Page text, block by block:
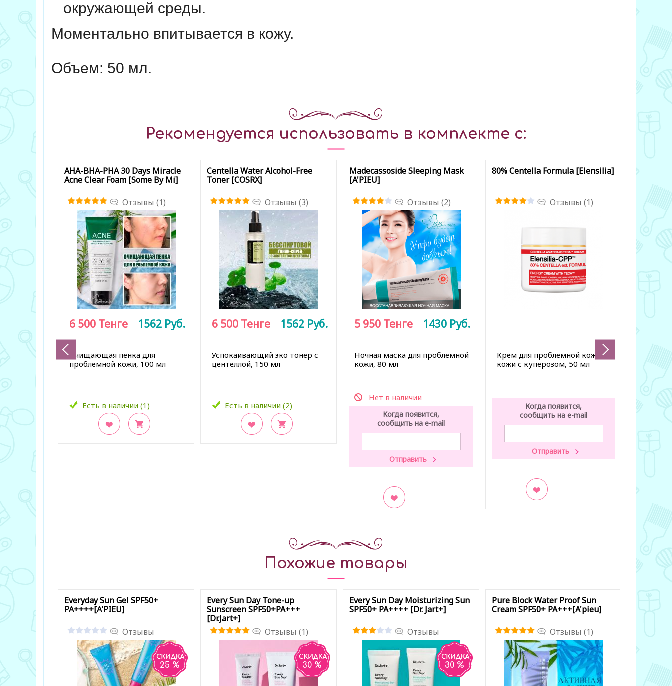
окружающей среды.
Моментально впитывается в кожу.
Объем: 50 мл.
Рекомендуется использовать в комплекте с:
AHA-BHA-PHA 30 Days Miracle
Acne Clear Foam [Some By Mi]
Отзывы (1)
Очищающая пенка для
проблемной кожи, 100 мл
Есть в наличии (1)
6 500 Тенге 1562 Руб.
Centella Water Alcohol-Free
Toner [COSRX]
Отзывы (3)
Успокаивающий эко тонер с
центеллой, 150 мл
Есть в наличии (2)
6 500 Тенге 1562 Руб.
Madecassoside Sleeping Mask
[A'PIEU]
Отзывы (2)
Ночная маска для проблемной
кожи, 80 мл
Нет в наличии
5 950 Тенге 1430 Руб.
Когда появится,
сообщить на e-mail
80% Centella Formula [Elensilia]
Отзывы (1)
Крем для проблемной кожи и
кожи с куперозом, 50 мл
Когда появится,
сообщить на e-mail
Похожие товары
Everyday Sun Gel SPF50+
PA++++[A'PIEU]
Отзывы
25 %
Every Sun Day Tone-up
Sunscreen SPF50+PA+++
[Dr.Jart+]
Отзывы (1)
30 %
Every Sun Day Moisturizing Sun
SPF50+ PA++++ [Dr. Jart+]
Отзывы
30 %
Pure Block Water Proof Sun
Cream SPF50+ PA+++[A'pieu]
Отзывы (1)